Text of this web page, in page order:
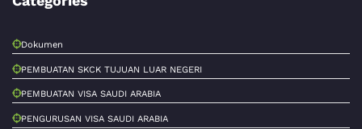
Dokumen
PEMBUATAN SKCK TUJUAN LUAR NEGERI
PEMBUATAN VISA SAUDI ARABIA
PENGURUSAN VISA SAUDI ARABIA